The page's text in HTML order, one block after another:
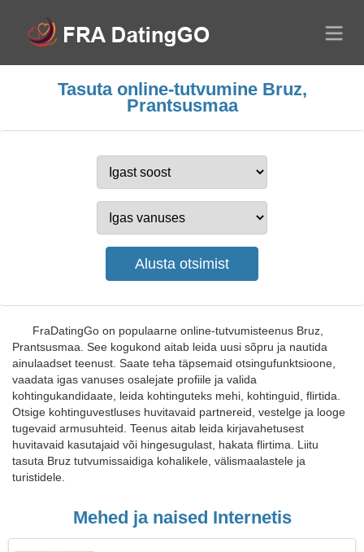
Tasuta online-tutvumine Bruz,
Prantsusmaa
FraDatingGo on populaarne online-tutvumisteenus Bruz,
Prantsusmaa. See kogukond aitab leida uusi sõpru ja nautida
ainulaadset teenust. Saate teha täpsemaid otsingufunktsioone,
vaadata igas vanuses osalejate profiile ja valida
kohtingukandidaate, leida kohtinguteks mehi, kohtinguid, flirtida.
Otsige kohtinguvestluses huvitavaid partnereid, vestelge ja looge
tugevaid armusuhteid. Teenus aitab leida kirjavahetusest
huvitavaid kasutajaid või hingesugulast, hakata flirtima. Liitu
tasuta Bruz tutvumissaidiga kohalikele, välismaalastele ja
turistidele.
Mehed ja naised Internetis